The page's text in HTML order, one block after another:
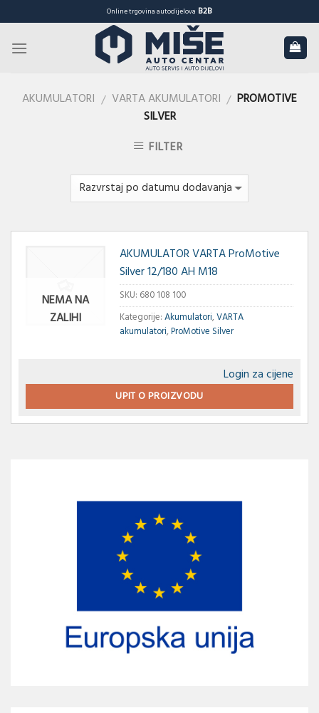
to
content
Online trgovina autodijelova B2B
AKUMULATORI / VARTA AKUMULATORI / PROMOTIVE
SILVER
FILTER
NEMA NA
ZALIHI
AKUMULATOR VARTA ProMotive
Silver 12/180 AH M18
SKU: 680 108 100
Kategorije:Akumulatori,VARTA
akumulatori,ProMotive Silver
Login za cijene
UPIT O PROIZVODU